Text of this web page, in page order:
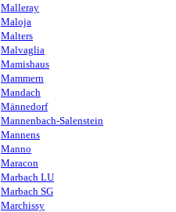
Malleray
Maloja
Malters
Malvaglia
Mamishaus
Mammern
Mandach
Männedorf
Mannenbach-Salenstein
Mannens
Manno
Maracon
Marbach LU
Marbach SG
Marchissy